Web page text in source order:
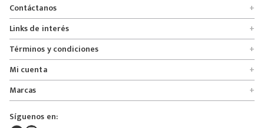
Contáctanos
+
Encuentra tu tienda
Formulario de solicitudes
Servicio al cliente
Línea nacional 01 8000 112674
Bogotá 6767876
Calle 164# 21 - 53, Bogotá, Colombia
servicioalcliente@mybosi.com
Links de interés +
Quienes somos
Políticas de entrega, cambio y devolución
Políticas de privacidad
Preguntas frecuentes
Glosario
Derecho de retracto
Términos y condiciones +
Promociones
Crédito Addi
Bono regalo
Mi cuenta +
Rastrear mi pedido
Lista de deseos
Pedidos
Marcas +
Bosi
Bambino
Síguenos en: